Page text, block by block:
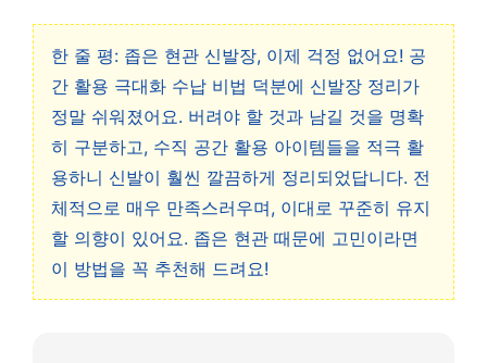
한 줄 평: 좁은 현관 신발장, 이제 걱정 없어요! 공
간 활용 극대화 수납 비법 덕분에 신발장 정리가
정말 쉬워졌어요. 버려야 할 것과 남길 것을 명확
히 구분하고, 수직 공간 활용 아이템들을 적극 활
용하니 신발이 훨씬 깔끔하게 정리되었답니다. 전
체적으로 매우 만족스러우며, 이대로 꾸준히 유지
할 의향이 있어요. 좁은 현관 때문에 고민이라면
이 방법을 꼭 추천해 드려요!